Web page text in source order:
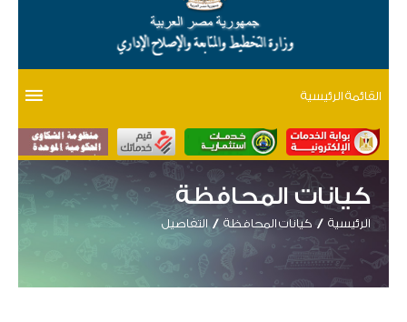
القائمة الرئيسية
كيانات المحافظة
الرئيسية كيانات المحافظة التفاصيل